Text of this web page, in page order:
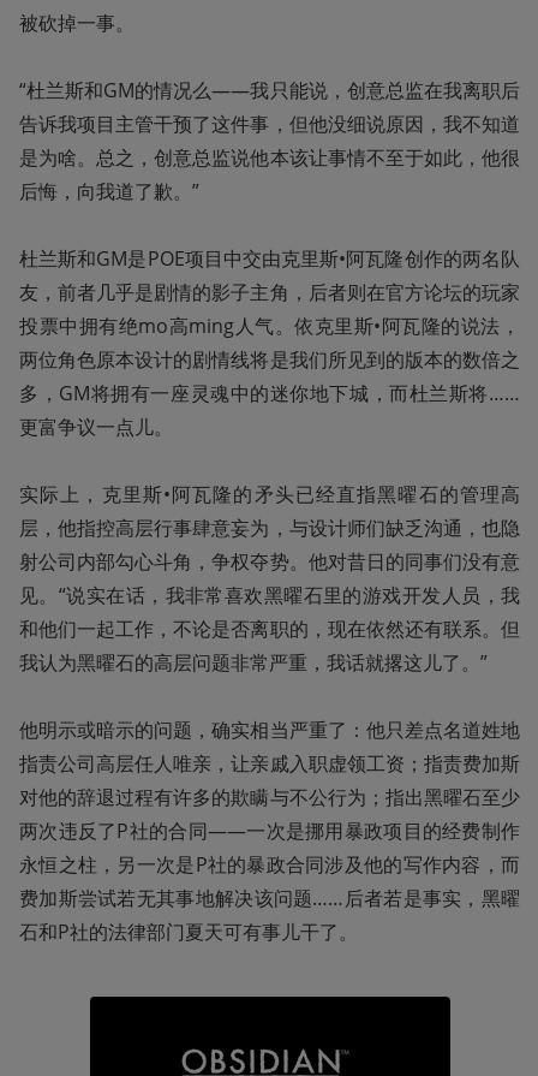
被砍掉一事。
“杜兰斯和GM的情况么——我只能说，创意总监在我离职后
告诉我项目主管干预了这件事，但他没细说原因，我不知道
是为啥。总之，创意总监说他本该让事情不至于如此，他很
后悔，向我道了歉。”
杜兰斯和GM是POE项目中交由克里斯•阿瓦隆创作的两名队
友，前者几乎是剧情的影子主角，后者则在官方论坛的玩家
投票中拥有绝mo高ming人气。依克里斯•阿瓦隆的说法，
两位角色原本设计的剧情线将是我们所见到的版本的数倍之
多，GM将拥有一座灵魂中的迷你地下城，而杜兰斯将……
更富争议一点儿。
实际上，克里斯•阿瓦隆的矛头已经直指黑曜石的管理高
层，他指控高层行事肆意妄为，与设计师们缺乏沟通，也隐
射公司内部勾心斗角，争权夺势。他对昔日的同事们没有意
见。“说实在话，我非常喜欢黑曜石里的游戏开发人员，我
和他们一起工作，不论是否离职的，现在依然还有联系。但
我认为黑曜石的高层问题非常严重，我话就撂这儿了。”
他明示或暗示的问题，确实相当严重了：他只差点名道姓地
指责公司高层任人唯亲，让亲戚入职虚领工资；指责费加斯
对他的辞退过程有许多的欺瞒与不公行为；指出黑曜石至少
两次违反了P社的合同——一次是挪用暴政项目的经费制作
永恒之柱，另一次是P社的暴政合同涉及他的写作内容，而
费加斯尝试若无其事地解决该问题……后者若是事实，黑曜
石和P社的法律部门夏天可有事儿干了。